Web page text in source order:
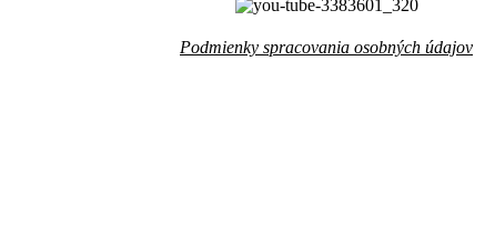
Podmienky spracovania osobných údajov